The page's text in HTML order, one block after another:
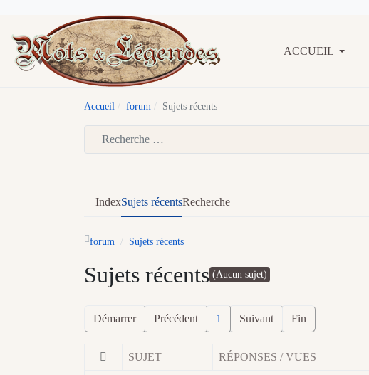
ACCUEIL
Accueil forum Sujets récents
IndexSujets récentsRecherche
forum Sujets récents
Sujets récents (Aucun sujet)
Démarrer Précédent 1 Suivant Fin
SUJET RÉPONSES / VUES